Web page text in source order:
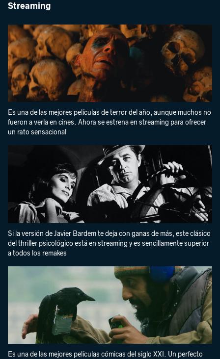
Streaming
Es una de las mejores películas de terror del año, aunque muchos no
fueron a verla en cines. Ahora se estrena en streaming para ofrecer
un rato sensacional
Si la versión de Javier Bardem te deja con ganas de más, este clásico
del thriller psicológico está en streaming y es sencillamente superior
a todos los remakes
Es una de las mejores películas cómicas del siglo XXI. Un perfecto